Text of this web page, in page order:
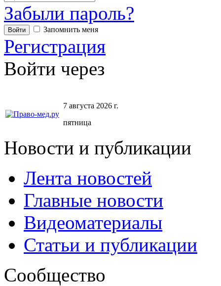
Забыли пароль?
Запомнить меня
Регистрация
Войти через
7 августа 2026 г.
пятница
Новости и публикации
Лента новостей
Главные новости
Видеоматериалы
Статьи и публикации
Сообщество